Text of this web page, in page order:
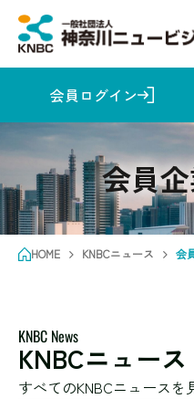
会員ログイン
会員
HOME KNBCニュース 会
KNBC News
KNBCニュース
すべてのKNBCニュースを